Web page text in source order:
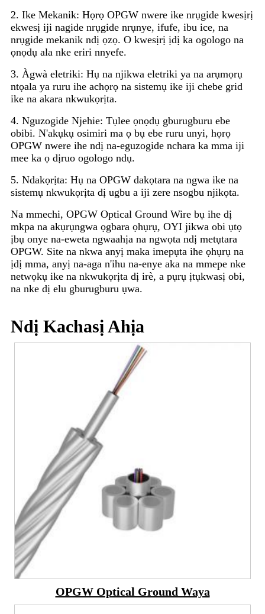
2. Ike Mekanik: Họrọ OPGW nwere ike nrụgide kwesịrị
ekwesị iji nagide nrụgide nrụnye, ifufe, ibu ice, na
nrụgide mekanik ndị ọzọ. O kwesịrị ịdị ka ogologo na
ọnọdụ ala nke eriri nnyefe.
3. Àgwà eletriki: Hụ na njikwa eletriki ya na arụmọrụ
ntọala ya ruru ihe achọrọ na sistemụ ike iji chebe grid
ike na akara nkwukọrịta.
4. Nguzogide Njehie: Tụlee ọnọdụ gburugburu ebe
obibi. N'akụkụ osimiri ma ọ bụ ebe ruru unyi, họrọ
OPGW nwere ihe ndị na-eguzogide nchara ka mma iji
mee ka ọ dịruo ogologo ndụ.
5. Ndakọrịta: Hụ na OPGW dakọtara na ngwa ike na
sistemụ nkwukọrịta dị ugbu a iji zere nsogbu njikọta.
Na mmechi, OPGW Optical Ground Wire bụ ihe dị
mkpa na akụrụngwa ọgbara ọhụrụ, OYI jikwa obi ụtọ
ịbụ onye na-eweta ngwaahịa na ngwọta ndị metụtara
OPGW. Site na nkwa anyị maka imepụta ihe ọhụrụ na
ịdị mma, anyị na-aga n'ihu na-enye aka na mmepe nke
netwọkụ ike na nkwukọrịta dị irè, a pụrụ ịtụkwasị obi,
na nke dị elu gburugburu ụwa.
Ndị Kachasị Ahịa
OPGW Optical Ground Waya